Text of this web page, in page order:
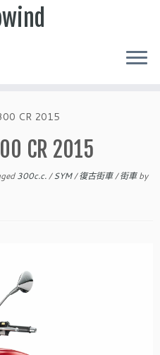
CR 2015
CR 2015
300c.c./SYM/復古街車/街車by